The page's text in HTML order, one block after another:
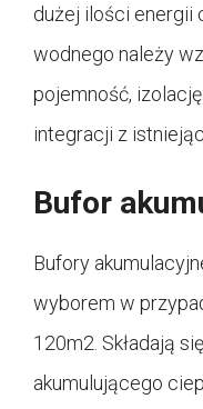
dużej ilości energii
wodnego należy
pojemność,
integracji z
Bufor
Bufory
wyborem w
120m2. Składają
akumulującego